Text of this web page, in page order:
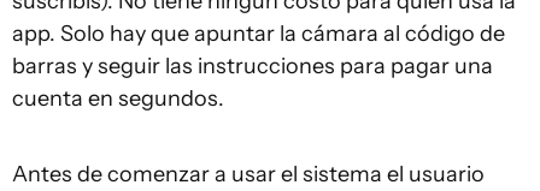
app. Solo hay que apuntar la cámara al código de
barras y seguir las instrucciones para pagar una
cuenta en segundos.
Antes de comenzar a usar el sistema el usuario